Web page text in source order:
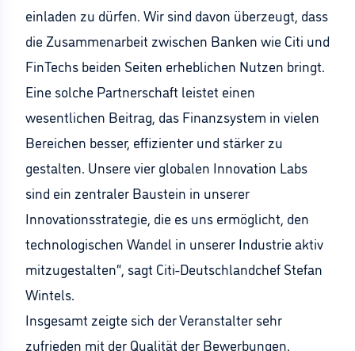
einladen zu dürfen. Wir sind davon überzeugt, dass
die Zusammenarbeit zwischen Banken wie Citi und
FinTechs beiden Seiten erheblichen Nutzen bringt.
Eine solche Partnerschaft leistet einen
wesentlichen Beitrag, das Finanzsystem in vielen
Bereichen besser, effizienter und stärker zu
gestalten. Unsere vier globalen Innovation Labs
sind ein zentraler Baustein in unserer
Innovationsstrategie, die es uns ermöglicht, den
technologischen Wandel in unserer Industrie aktiv
mitzugestalten“, sagt Citi-Deutschlandchef Stefan
Wintels.
Insgesamt zeigte sich der Veranstalter sehr
zufrieden mit der Qualität der Bewerbungen.